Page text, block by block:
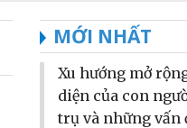
MỚI NHẤT
Xu hướng mở
diện của con
trụ và những vấn